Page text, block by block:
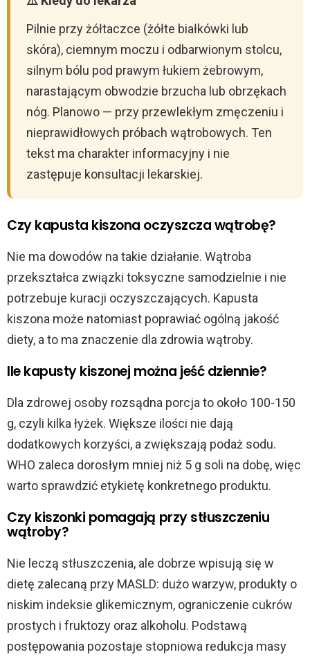
Pilnie przy żółtaczce (żółte białkówki lub
skóra), ciemnym moczu i odbarwionym stolcu,
silnym bólu pod prawym łukiem żebrowym,
narastającym obwodzie brzucha lub obrzękach
nóg. Planowo — przy przewlekłym zmęczeniu i
nieprawidłowych próbach wątrobowych. Ten
tekst ma charakter informacyjny i nie
zastępuje konsultacji lekarskiej.
Czy kapusta kiszona oczyszcza wątrobę?
Nie ma dowodów na takie działanie. Wątroba
przekształca związki toksyczne samodzielnie i nie
potrzebuje kuracji oczyszczających. Kapusta
kiszona może natomiast poprawiać ogólną jakość
diety, a to ma znaczenie dla zdrowia wątroby.
Ile kapusty kiszonej można jeść dziennie?
Dla zdrowej osoby rozsądna porcja to około 100-150
g, czyli kilka łyżek. Większe ilości nie dają
dodatkowych korzyści, a zwiększają podaż sodu.
WHO zaleca dorosłym mniej niż 5 g soli na dobę, więc
warto sprawdzić etykietę konkretnego produktu.
Czy kiszonki pomagają przy stłuszczeniu
wątroby?
Nie leczą stłuszczenia, ale dobrze wpisują się w
dietę zalecaną przy MASLD: dużo warzyw, produkty o
niskim indeksie glikemicznym, ograniczenie cukrów
prostych i fruktozy oraz alkoholu. Podstawą
postępowania pozostaje stopniowa redukcja masy